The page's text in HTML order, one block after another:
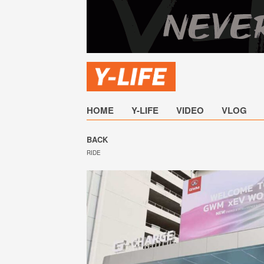
HOME Y-LIFE VIDEO VLOG
BACK
RIDE